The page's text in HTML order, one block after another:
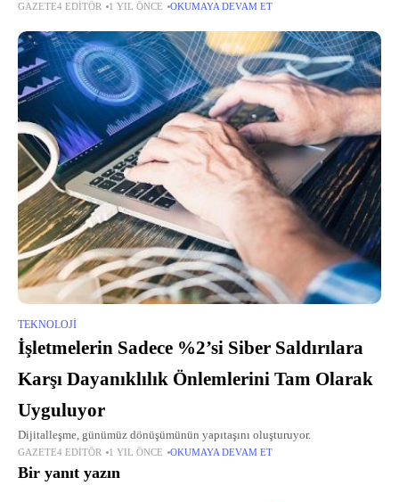
GAZETE4 EDITÖR 1 YIL ÖNCE OKUMAYA DEVAM ET
TEKNOLOJI
İşletmelerin Sadece %2’si Siber Saldırılara
Karşı Dayanıklılık Önlemlerini Tam Olarak
Uyguluyor
Dijitalleşme, günümüz dönüşümünün yapıtaşını oluşturuyor.
GAZETE4 EDITÖR 1 YIL ÖNCE OKUMAYA DEVAM ET
Bir yanıt yazın